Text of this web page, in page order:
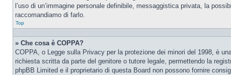
l’uso di un’immagine personale definibile, messaggistica privata, la
raccomandiamo di farlo.
Top
» Che cosa è COPPA?
COPPA, o Legge sulla Privacy per la protezione dei minori del 1998, è
richiesta scritta da parte del genitore o tutore legale, permettendo la
phpBB Limited e il proprietario di questa Board non possono fornire